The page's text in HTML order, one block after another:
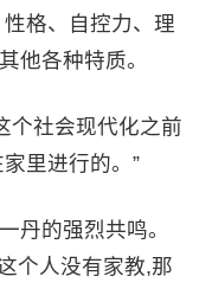
格、自控力、理
他各种特质。
社会现代化之前
里进行的。”
的强烈共鸣。
个人没有家教,那